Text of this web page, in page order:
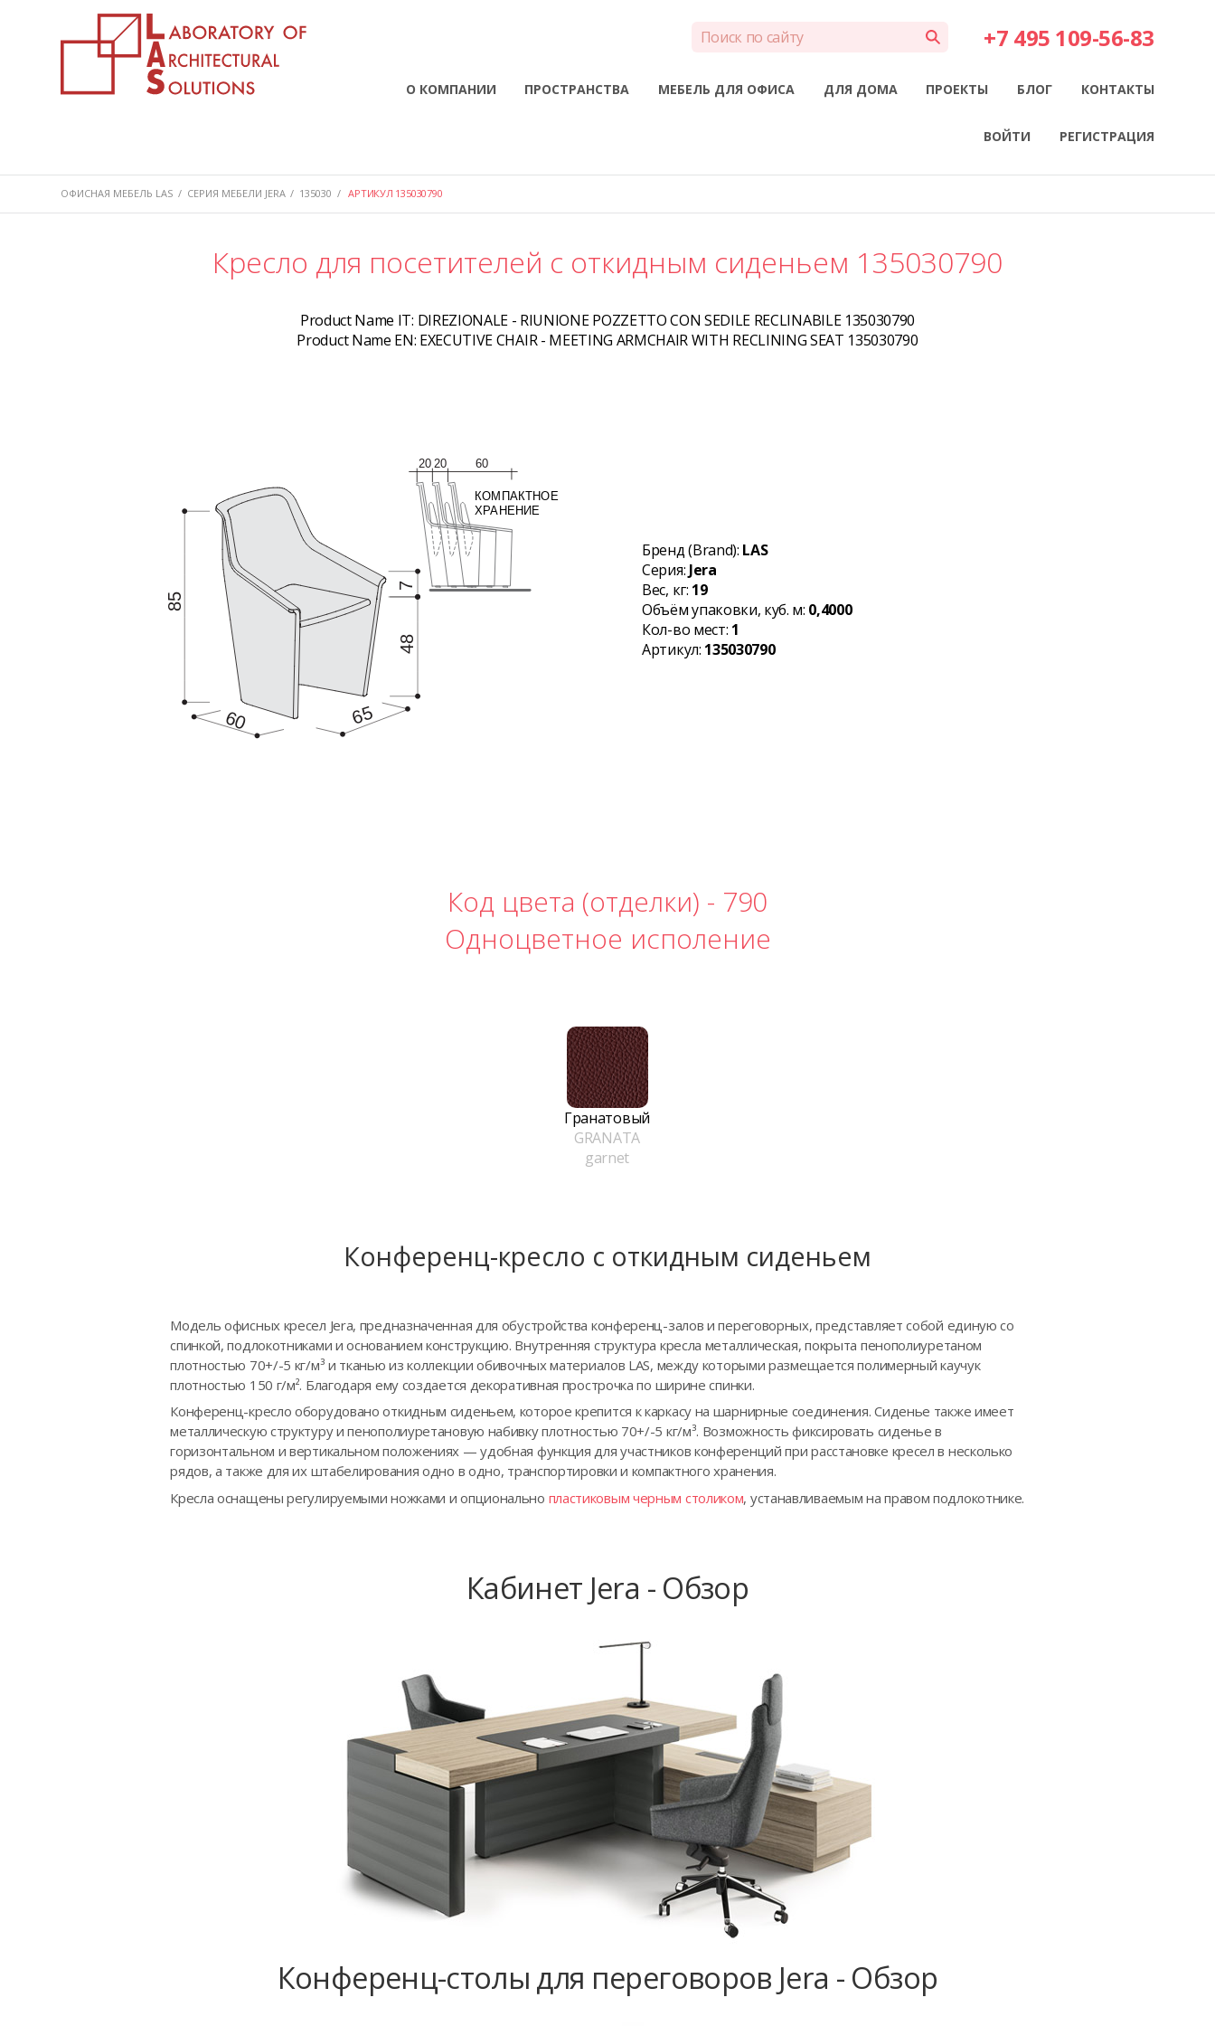
+7 495 109-56-83
О КОМПАНИИ ПРОСТРАНСТВА МЕБЕЛЬ ДЛЯ ОФИСА ДЛЯ ДОМА ПРОЕКТЫ БЛОГ КОНТАКТЫ
ВОЙТИ РЕГИСТРАЦИЯ
ОФИСНАЯ МЕБЕЛЬ LAS / СЕРИЯ МЕБЕЛИ JERA / 135030 / АРТИКУЛ 135030790
Кресло для посетителей с откидным сиденьем 135030790
Product Name IT: DIREZIONALE - RIUNIONE POZZETTO CON SEDILE RECLINABILE 135030790
Product Name EN: EXECUTIVE CHAIR - MEETING ARMCHAIR WITH RECLINING SEAT 135030790
Бренд (Brand): LAS
Серия: Jera
Вес, кг: 19
Объём упаковки, куб. м: 0,4000
Кол-во мест: 1
Артикул: 135030790
Код цвета (отделки) - 790
Одноцветное исполение
Гранатовый
GRANATA
garnet
Конференц-кресло с откидным сиденьем
Модель офисных кресел Jera, предназначенная для обустройства конференц-залов и переговорных, представляет собой единую со
спинкой, подлокотниками и основанием конструкцию. Внутренняя структура кресла металлическая, покрыта пенополиуретаном
плотностью 70+/-5 кг/м³ и тканью из коллекции обивочных материалов LAS, между которыми размещается полимерный каучук
плотностью 150 г/м². Благодаря ему создается декоративная прострочка по ширине спинки.
Конференц-кресло оборудовано откидным сиденьем, которое крепится к каркасу на шарнирные соединения. Сиденье также имеет
металлическую структуру и пенополиуретановую набивку плотностью 70+/-5 кг/м³. Возможность фиксировать сиденье в
горизонтальном и вертикальном положениях — удобная функция для участников конференций при расстановке кресел в несколько
рядов, а также для их штабелирования одно в одно, транспортировки и компактного хранения.
Кресла оснащены регулируемыми ножками и опционально пластиковым черным столиком, устанавливаемым на правом подлокотнике.
Кабинет Jera - Обзор
Конференц-столы для переговоров Jera - Обзор